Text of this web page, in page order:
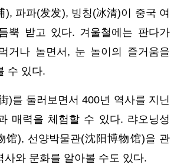
), 파파(发发), 빙칭(冰清)이 중국 여
뿍 받고 있다. 겨울철에는 판다가
거나 놀면서, 눈 놀이의 즐거움을
수 있다.
)를 둘러보면서 400년 역사를 지닌
매력을 체험할 수 있다. 랴오닝성
馆), 선양박물관(沈阳博物馆)을 관
사와 문화를 알아볼 수도 있다.